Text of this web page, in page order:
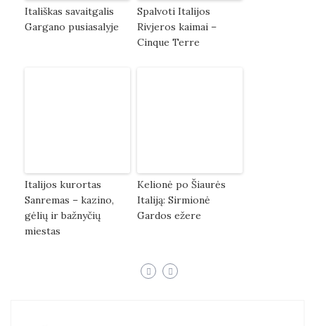
Itališkas savaitgalis
Gargano pusiasalyje
Spalvoti Italijos
Rivjeros kaimai –
Cinque Terre
Italijos kurortas
Sanremas – kazino,
gėlių ir bažnyčių
miestas
Kelionė po Šiaurės
Italiją: Sirmionė
Gardos ežere